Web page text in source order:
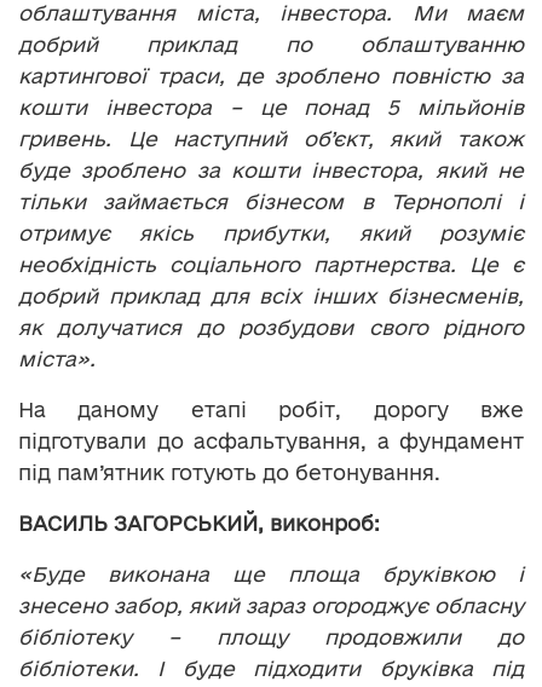
облаштування міста, інвестора. Ми маєм
добрий приклад по облаштуванню
картингової траси, де зроблено повністю за
кошти інвестора – це понад 5 мільйонів
гривень. Це наступний об’єкт, який також
буде зроблено за кошти інвестора, який не
тільки займається бізнесом в Тернополі і
отримує якісь прибутки, який розуміє
необхідність соціального партнерства. Це є
добрий приклад для всіх інших бізнесменів,
як долучатися до розбудови свого рідного
міста».
На даному етапі робіт, дорогу вже
підготували до асфальтування, а фундамент
під пам’ятник готують до бетонування.
ВАСИЛЬ ЗАГОРСЬКИЙ, виконроб:
«Буде виконана ще площа бруківкою і
знесено забор, який зараз огороджує обласну
бібліотеку – площу продовжили до
бібліотеки. І буде підходити бруківка під